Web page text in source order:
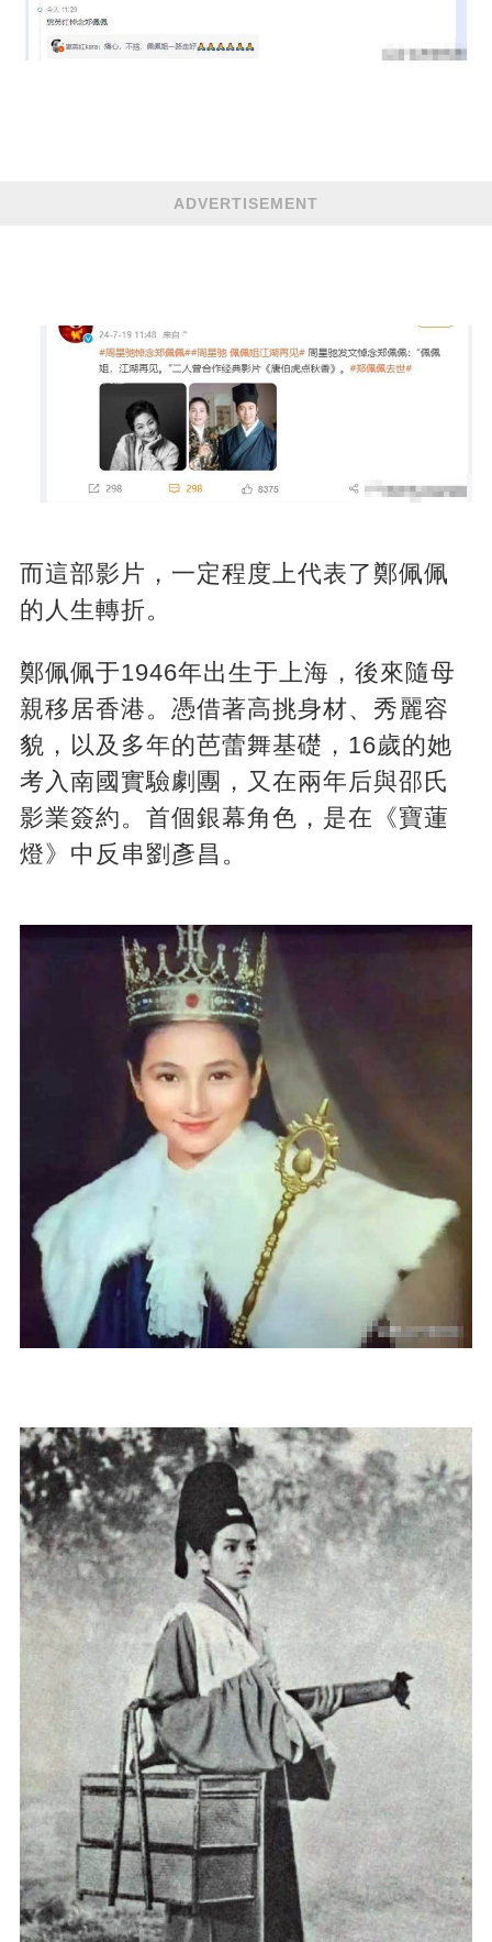
ADVERTISEMENT
而這部影片，一定程度上代表了鄭佩佩
的人生轉折。
鄭佩佩于1946年出生于上海，後來隨母
親移居香港。憑借著高挑身材、秀麗容
貌，以及多年的芭蕾舞基礎，16歲的她
考入南國實驗劇團，又在兩年后與邵氏
影業簽約。首個銀幕角色，是在《寶蓮
燈》中反串劉彥昌。